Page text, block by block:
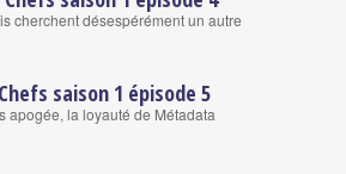
cherchent désespérément un autre
saison 1 épisode 5
apogée, la loyauté de Métadata